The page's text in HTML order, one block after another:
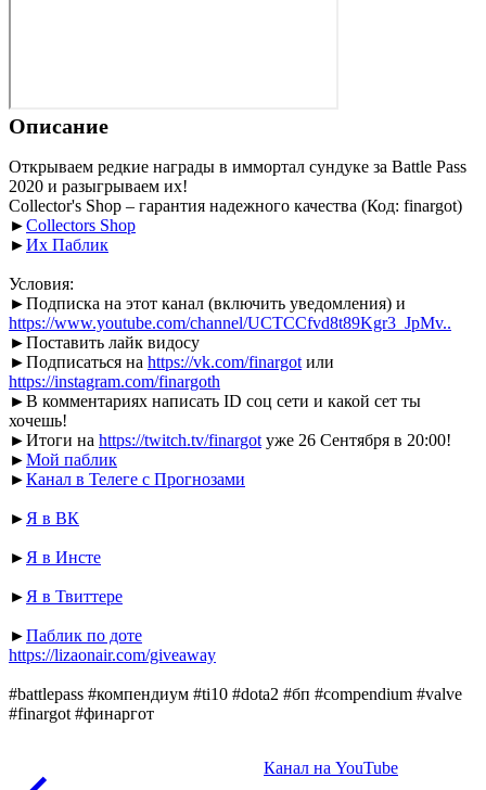
Описание
Открываем редкие награды в иммортал сундуке за Battle Pass
2020 и разыгрываем их!
Collector's Shop – гарантия надежного качества (Код: finargot)
►Collectors Shop
►Их Паблик
Условия:
►Подписка на этот канал (включить уведомления) и
https://www.youtube.com/channel/UCTCCfvd8t89Kgr3_JpMv..
►Поставить лайк видосу
►Подписаться на https://vk.com/finargot или
https://instagram.com/finargoth
►В комментариях написать ID соц сети и какой сет ты
хочешь!
►Итоги на https://twitch.tv/finargot уже 26 Сентября в 20:00!
►Мой паблик
►Канал в Телеге с Прогнозами
► Я в ВК
► Я в Инсте
► Я в Твиттере
►Паблик по доте
https://lizaonair.com/giveaway
#battlepass #компендиум #ti10 #dota2 #бп #compendium #valve
#finargot #финаргот
Канал на YouTube